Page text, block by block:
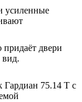
усиленные
двери
Гардиан 75.14 Т с